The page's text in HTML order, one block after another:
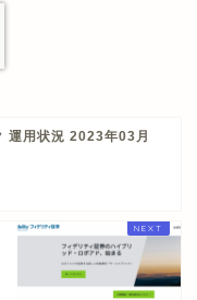
運用状況 2023年03月